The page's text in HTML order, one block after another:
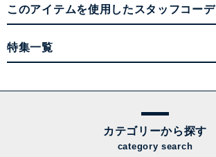
このアイテムを使用したスタッフコーデ
特集一覧
カテゴリーから探す
category search